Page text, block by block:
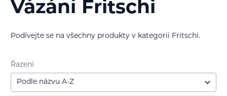
Vázání Fritschi
Podívejte se na všechny produkty v kategorii Fritschi.
Řazení
Podle názvu A-Z